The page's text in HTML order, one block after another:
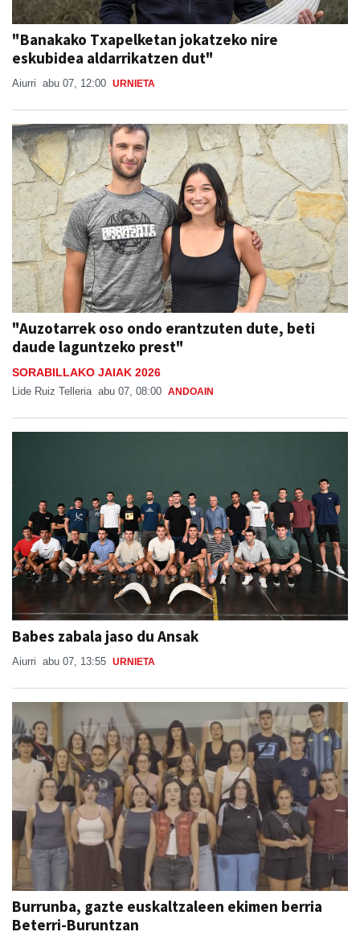
"Banakako Txapelketan jokatzeko nire
eskubidea aldarrikatzen dut"
Aiurri abu 07, 12:00 URNIETA
"Auzotarrek oso ondo erantzuten dute, beti
daude laguntzeko prest"
SORABILLAKO JAIAK 2026
Lide Ruiz Telleria abu 07, 08:00 ANDOAIN
Babes zabala jaso du Ansak
Aiurri abu 07, 13:55 URNIETA
Burrunba, gazte euskaltzaleen ekimen berria
Beterri-Buruntzan